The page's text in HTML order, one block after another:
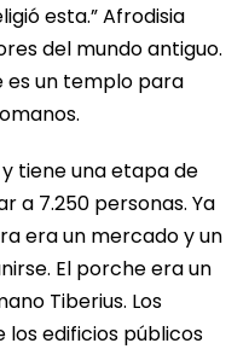
esta.” Afrodisia
del mundo antiguo.
es un templo para
tiene una etapa de
a 7.250 personas. Ya
era un mercado y un
El porche era un
Tiberius. Los
los edificios públicos